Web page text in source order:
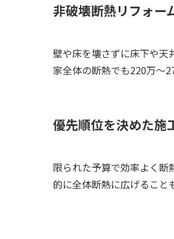
非破壊断熱リフォー
壁や床を壊さずに床下や天
家全体の断熱でも220万～
優先順位を決めた施
限られた予算で効率よく断
的に全体断熱に広げること